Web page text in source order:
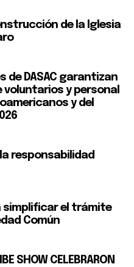
de la Iglesia
de DASAC garantizan
voluntarios y personal
y del
responsabilidad
simplificar el trámite
Común
SHOW CELEBRARON